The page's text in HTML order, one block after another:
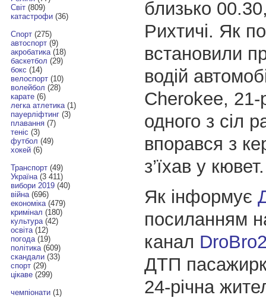
Світ(809)
катастрофи(36)
Спорт(275)
автоспорт(9)
акробатика(18)
баскетбол (29)
бокс (14)
велоспорт(10)
волейбол (28)
карате(6)
легка атлетика(1)
пауерліфтинг(3)
плавання(7)
теніс (3)
футбол (49)
хокей(6)
Транспорт(49)
Україна(3 411)
вибори 2019(40)
війна(696)
економіка(479)
кримінал (180)
культура(42)
освіта(12)
погода(19)
політика(609)
скандали(33)
спорт(29)
цікаве(299)
чемпіонати(1)
близько
Рихтичі. Як
встановили
водій
Cherokee, 21-
одного з сіл
впорався з
з’їхав у кювет.
Як інформує
посиланням
канал
ДТП
24-річна